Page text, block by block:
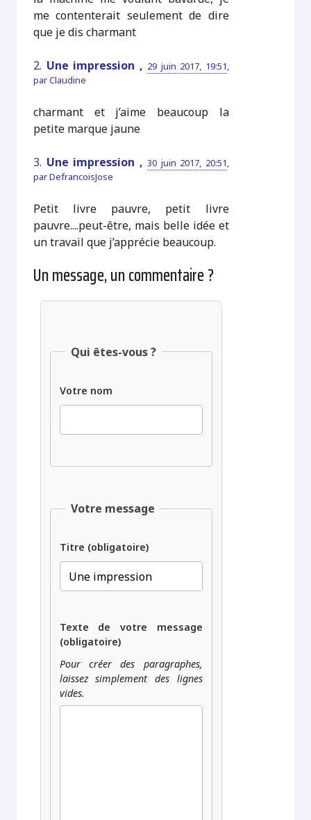
me contenterait seulement de dire
que je dis charmant
2. Une impression , 29 juin 2017, 19:51,
parClaudine
charmant et j’aime beaucoup la
petite marque jaune
3. Une impression ,30 juin 2017, 20:51,
parDefrancoisJose
Petit livre pauvre, petit livre
pauvre....peut-être, mais belle idée et
un travail que j’apprécie beaucoup.
Un message, un commentaire ?
Qui êtes-vous ?
Votre nom
Votre message
Titre (obligatoire)
Texte de votre message
(obligatoire)
Pour créer des paragraphes,
laissez simplement des lignes
vides.